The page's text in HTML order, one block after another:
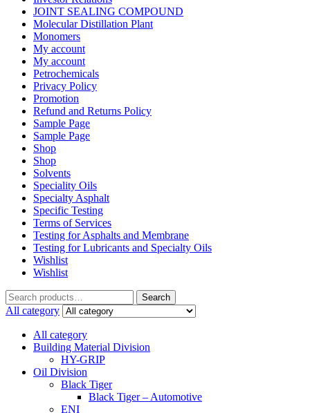
JOINT SEALING COMPOUND
Molecular Distillation Plant
Monomers
My account
My account
Petrochemicals
Privacy Policy
Promotion
Refund and Returns Policy
Sample Page
Sample Page
Shop
Shop
Solvents
Speciality Oils
Specialty Asphalt
Specific Testing
Terms of Services
Testing for Asphalts and Membrane
Testing for Lubricants and Specialty Oils
Wishlist
Wishlist
Search
for:
Search
All category
All category
Building Material Division
HY-GRIP
Oil Division
Black Tiger
Black Tiger – Automotive
ENI